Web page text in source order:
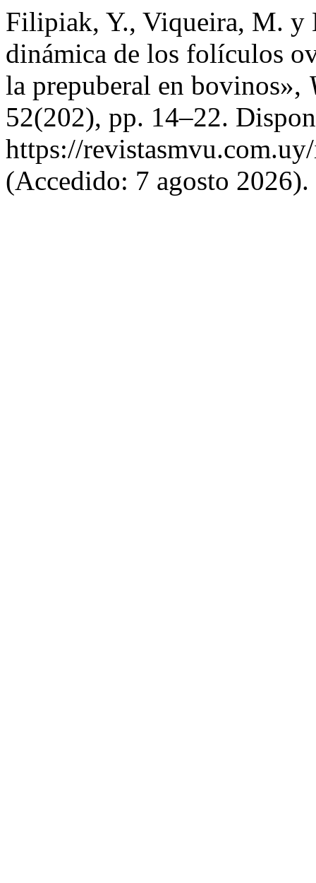
Filipiak, Y., Viqueira, M.
dinámica de los folículos
la prepuberal en bovinos»,
52(202), pp. 14–22.
https://
(Accedido: 7 agosto 2026).